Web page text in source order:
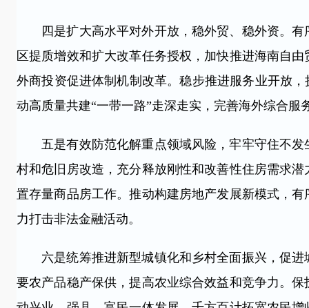
四是扩大高水平对外开放，稳外贸、稳外资。有
区提质增效和扩大改革任务授权，加快推进海南自
外商投资促进体制机制改革。稳步推进服务业开放
动高质量共建“一带一路”走深走实，完善海外综合服
五是有效防范化解重点领域风险，牢牢守住不发
村和危旧房改造，充分释放刚性和改善性住房需求
置存量商品房工作。推动构建房地产发展新模式，
力打击非法金融活动。
六是统筹推进新型城镇化和乡村全面振兴，促进
要农产品稳产保供，提高农业综合效益和竞争力。